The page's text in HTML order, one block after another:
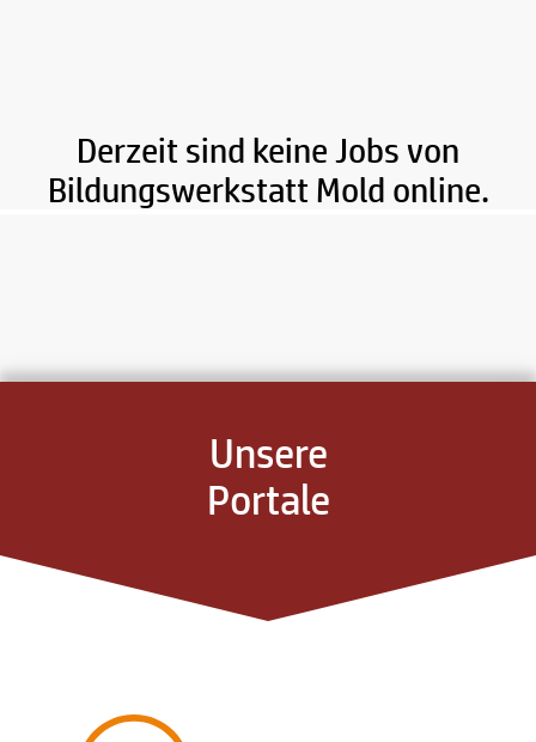
Derzeit sind keine Jobs von
Bildungswerkstatt Mold online.
Unsere
Portale